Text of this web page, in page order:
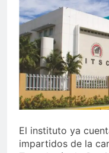
El instituto ya
impartidos de la